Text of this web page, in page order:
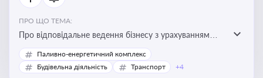
ПРО ЩО ТЕМА:
Про відповідальне ведення бізнесу з урахуванням
екологічних, соціальних та управлінських факторів
для досягнення довгострокової сталості
Паливно-енергетичний комплекс
Будівельна діяльність
Транспорт +4